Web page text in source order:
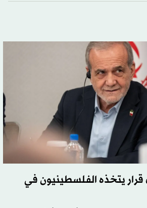
يتخذه الفلسطينيون في